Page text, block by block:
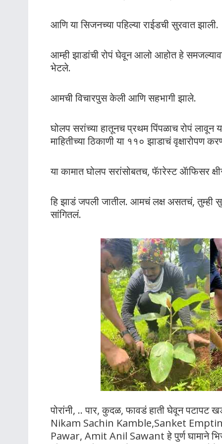
आणि या सिजनच्या पहिल्या राईडची सुरवात झाली.
आम्ही झाडांची रोपं घेवून आलो आहोत हे
भेटले.
आमची विचारपुस केली आणि सहभागी झाले.
घोलप सरांच्या हातूनच प्रथम पिंपळाच रोपं लावून
माहितीच्या ठिकाणी या ११० झाडाचं वृक्षारोपण
या कामात घोलप सरांसोबतच, फॅारेस्ट ॲाफिसर
हि झाडं जपली जातील. आमचं लक्ष असतचं, तुम्ही
सांगितलं.
पोरांनी, .. पार, कुदळ, फावडं हाती घेवून
Nikam Sachin Kamble,Sanket
Pawar, Amit Anil Sawant हे पुर्ण घामाने